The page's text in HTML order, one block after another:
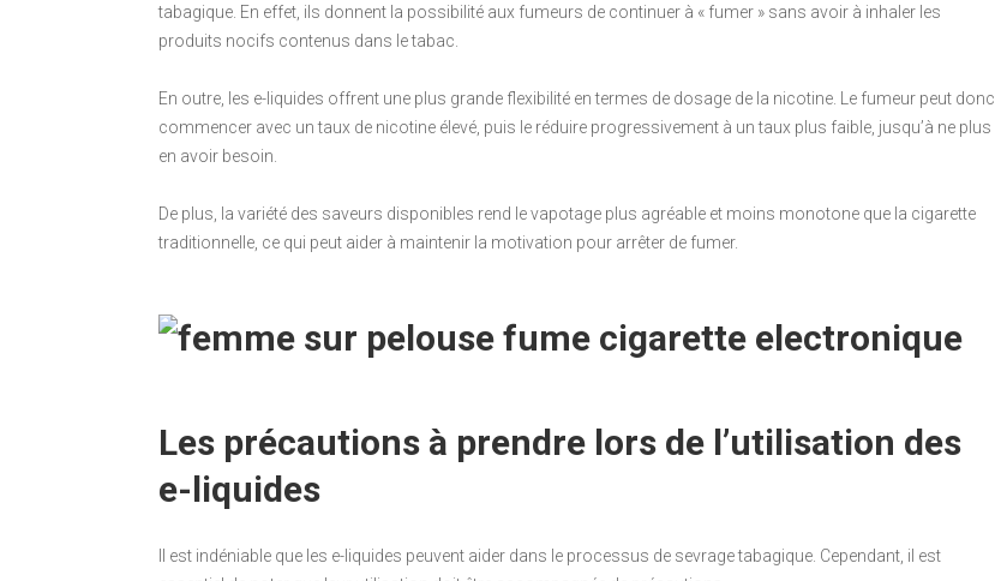
tabagique. En effet, ils donnent la possibilité aux fumeurs de continuer à « fumer » sans avoir à inhaler les
produits nocifs contenus dans le tabac.
En outre, les e-liquides offrent une plus grande flexibilité en termes de dosage de la nicotine. Le fumeur peut donc
commencer avec un taux de nicotine élevé, puis le réduire progressivement à un taux plus faible, jusqu’à ne plus
en avoir besoin.
De plus, la variété des saveurs disponibles rend le vapotage plus agréable et moins monotone que la cigarette
traditionnelle, ce qui peut aider à maintenir la motivation pour arrêter de fumer.
Les précautions à prendre lors de l’utilisation des
e-liquides
Il est indéniable que les e-liquides peuvent aider dans le processus de sevrage tabagique. Cependant, il est